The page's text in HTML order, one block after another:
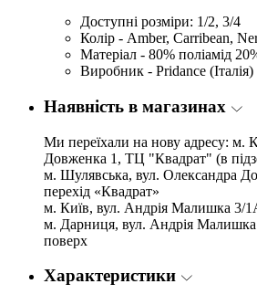
Доступні розміри: 1/2, 3/4
Колір - Amber, Carribean,
Матеріал - 80% поліамід
Виробник - Pridance (Італія)
Наявність в магазинах
Ми переїхали на нову адресу: м.
Довженка 1, ТЦ "Квадрат" (в
м. Шулявська, вул. Олександра
перехід «Квадрат»
м. Київ, вул. Андрія Малишка 3/
м. Дарниця, вул. Андрія
поверх
Характеристики